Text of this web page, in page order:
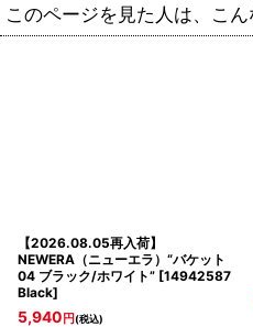
このページを見た人は、こん
【2026.08.05再入荷】
NEWERA（ニューエラ）“バケット
04 ブラック/ホワイト” [14942587
Black]
5,940 円(税込)